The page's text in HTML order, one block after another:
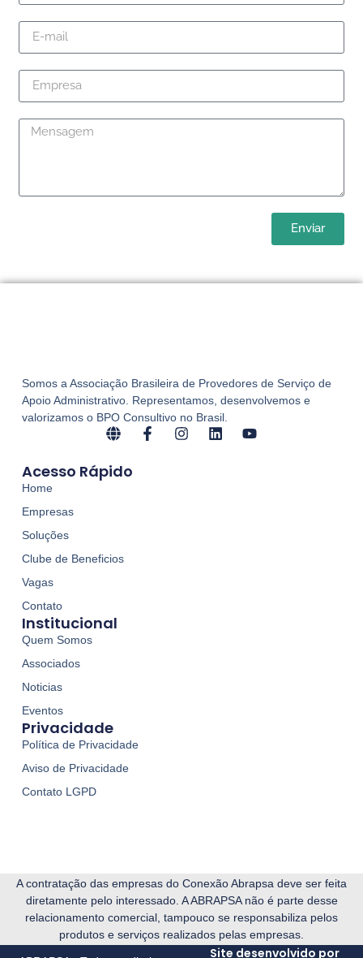
Enviar
Somos a Associação Brasileira de Provedores de Serviço de
Apoio Administrativo. Representamos, desenvolvemos e
valorizamos o BPO Consultivo no Brasil.
Acesso Rápido
Home
Empresas
Soluções
Clube de Beneficios
Vagas
Contato
Institucional
Quem Somos
Associados
Noticias
Eventos
Privacidade
Política de Privacidade
Aviso de Privacidade
Contato LGPD
A contratação das empresas do Conexão Abrapsa deve ser feita
diretamente pelo interessado. A ABRAPSA não é parte desse
relacionamento comercial, tampouco se responsabiliza pelos
produtos e serviços realizados pelas empresas.
Site desenvolvido por